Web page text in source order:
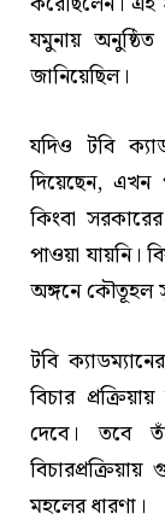
যমুনায়
জানিয়েছিল।
যদিও টবি
দিয়েছেন, এখন
কিংবা
পাওয়া যায়নি।
অঙ্গনে কৌতূহল
টবি
বিচার
দেবে। তবে
মহলের ধারণা।